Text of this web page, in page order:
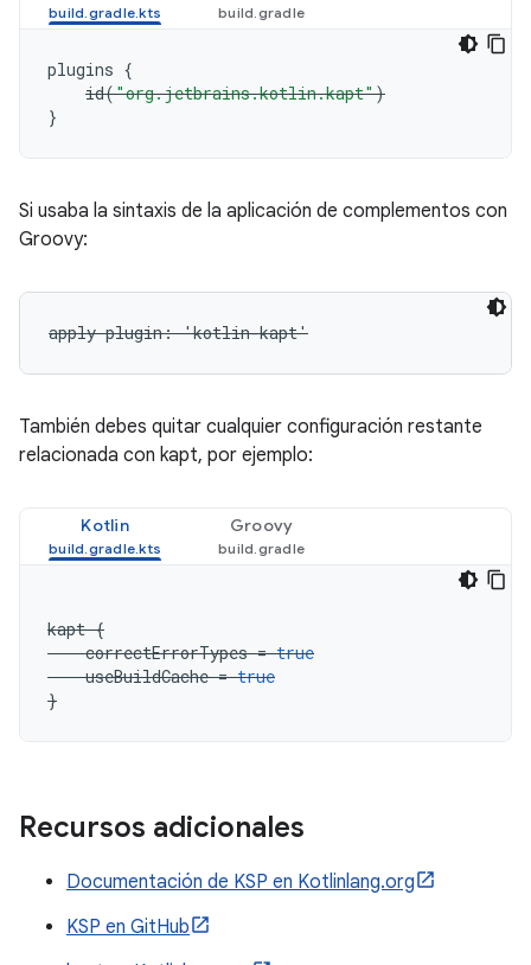
plugins {
id("org.jetbrains.kotlin.kapt")
}
Si usaba la sintaxis de la aplicación de complementos con
Groovy:
apply plugin: 'kotlin-kapt'
También debes quitar cualquier configuración restante
relacionada con kapt, por ejemplo:
Kotlin Groovy
kapt {
correctErrorTypes = true
useBuildCache = true
}
Recursos adicionales
Documentación de KSP en Kotlinlang.org
KSP en GitHub